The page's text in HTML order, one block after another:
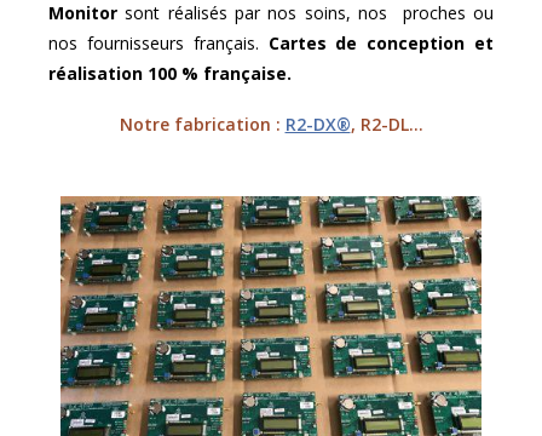
Monitor sont réalisés par nos soins, nos proches ou
nos fournisseurs français. Cartes de conception et
réalisation 100 % française.
Notre fabrication : R2-DX®, R2-DL…